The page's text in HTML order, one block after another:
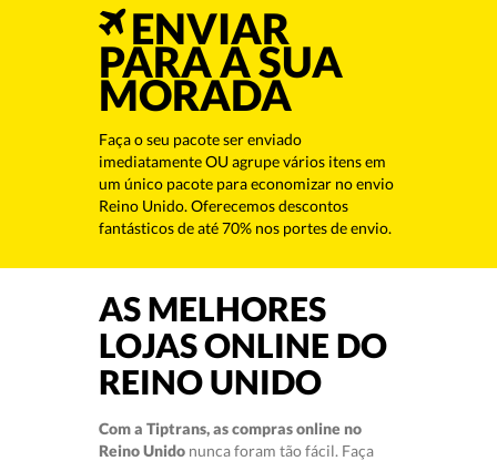
ENVIAR
PARA A SUA
MORADA
Faça o seu pacote ser enviado
imediatamente OU agrupe vários itens em
um único pacote para economizar no envio
Reino Unido. Oferecemos descontos
fantásticos de até 70% nos portes de envio.
AS MELHORES
LOJAS ONLINE DO
REINO UNIDO
Com a Tiptrans, as compras online no
Reino Unido nunca foram tão fácil. Faça